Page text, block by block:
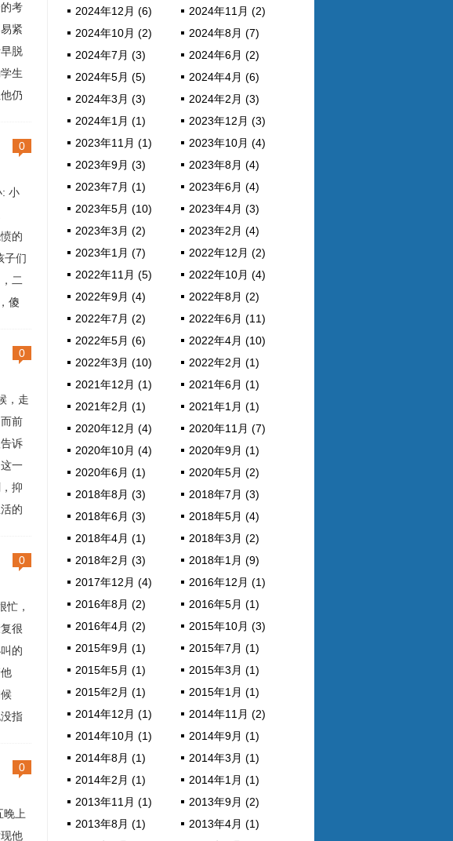
考
紧
脱
生
仍
多
0
: 小
。
的
们
二
傻
0
，走
前
诉
一
抑
的
0
，
很
的
指
0
上
他
2024年12月 (6)
2024年11月 (2)
2024年10月 (2)
2024年8月 (7)
2024年7月 (3)
2024年6月 (2)
2024年5月 (5)
2024年4月 (6)
2024年3月 (3)
2024年2月 (3)
2024年1月 (1)
2023年12月 (3)
2023年11月 (1)
2023年10月 (4)
2023年9月 (3)
2023年8月 (4)
2023年7月 (1)
2023年6月 (4)
2023年5月 (10)
2023年4月 (3)
2023年3月 (2)
2023年2月 (4)
2023年1月 (7)
2022年12月 (2)
2022年11月 (5)
2022年10月 (4)
2022年9月 (4)
2022年8月 (2)
2022年7月 (2)
2022年6月 (11)
2022年5月 (6)
2022年4月 (10)
2022年3月 (10)
2022年2月 (1)
2021年12月 (1)
2021年6月 (1)
2021年2月 (1)
2021年1月 (1)
2020年12月 (4)
2020年11月 (7)
2020年10月 (4)
2020年9月 (1)
2020年6月 (1)
2020年5月 (2)
2018年8月 (3)
2018年7月 (3)
2018年6月 (3)
2018年5月 (4)
2018年4月 (1)
2018年3月 (2)
2018年2月 (3)
2018年1月 (9)
2017年12月 (4)
2016年12月 (1)
2016年8月 (2)
2016年5月 (1)
2016年4月 (2)
2015年10月 (3)
2015年9月 (1)
2015年7月 (1)
2015年5月 (1)
2015年3月 (1)
2015年2月 (1)
2015年1月 (1)
2014年12月 (1)
2014年11月 (2)
2014年10月 (1)
2014年9月 (1)
2014年8月 (1)
2014年3月 (1)
2014年2月 (1)
2014年1月 (1)
2013年11月 (1)
2013年9月 (2)
2013年8月 (1)
2013年4月 (1)